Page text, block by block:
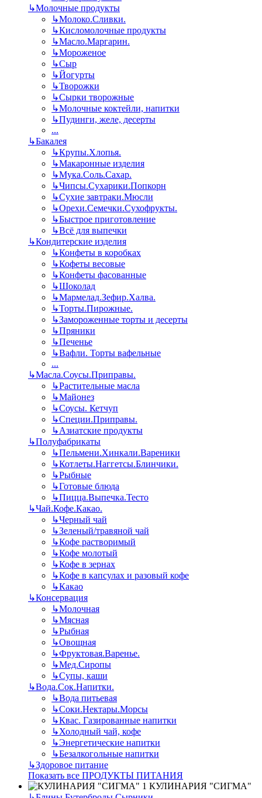
↳Молочные продукты
↳Молоко.Сливки.
↳Кисломолочные продукты
↳Масло.Маргарин.
↳Мороженое
↳Сыр
↳Йогурты
↳Творожки
↳Сырки творожные
↳Молочные коктейли, напитки
↳Пудинги, желе, десерты
...
↳Бакалея
↳Крупы.Хлопья.
↳Макаронные изделия
↳Мука.Соль.Сахар.
↳Чипсы.Сухарики.Попкорн
↳Сухие завтраки.Мюсли
↳Орехи.Семечки.Сухофрукты.
↳Быстрое приготовление
↳Всё для выпечки
↳Кондитерские изделия
↳Конфеты в коробках
↳Кофеты весовые
↳Конфеты фасованные
↳Шоколад
↳Мармелад.Зефир.Халва.
↳Торты.Пирожные.
↳Замороженные торты и десерты
↳Пряники
↳Печенье
↳Вафли. Торты вафельные
...
↳Масла.Соусы.Приправы.
↳Растительные масла
↳Майонез
↳Соусы. Кетчуп
↳Специи.Приправы.
↳Азиатские продукты
↳Полуфабрикаты
↳Пельмени.Хинкали.Вареники
↳Котлеты.Наггетсы.Блинчики.
↳Рыбные
↳Готовые блюда
↳Пицца.Выпечка.Тесто
↳Чай.Кофе.Какао.
↳Черный чай
↳Зеленый/травяной чай
↳Кофе растворимый
↳Кофе молотый
↳Кофе в зернах
↳Кофе в капсулах и разовый кофе
↳Какао
↳Консервация
↳Молочная
↳Мясная
↳Рыбная
↳Овощная
↳Фруктовая.Варенье.
↳Мед.Сиропы
↳Супы, каши
↳Вода.Сок.Напитки.
↳Вода питьевая
↳Соки.Нектары.Морсы
↳Квас. Газированные напитки
↳Холодный чай, кофе
↳Энергетические напитки
↳Безалкогольные напитки
↳Здоровое питание
Показать все ПРОДУКТЫ ПИТАНИЯ
КУЛИНАРИЯ "СИГМА"